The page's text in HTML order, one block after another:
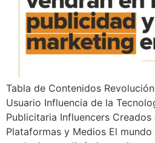
Tabla de Contenidos
Usuario Influencia de la
Publicitaria Influencers
Plataformas y Medios El